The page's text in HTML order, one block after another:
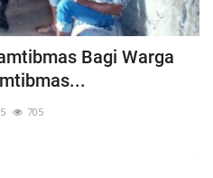
Bagi Warga
705